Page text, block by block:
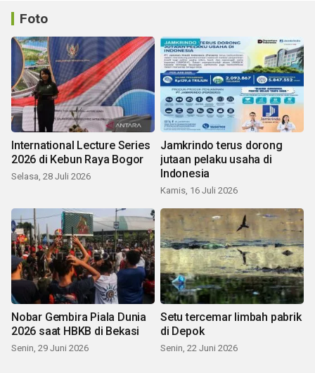
Foto
International Lecture Series
2026 di Kebun Raya Bogor
Selasa, 28 Juli 2026
Jamkrindo terus dorong
jutaan pelaku usaha di
Indonesia
Kamis, 16 Juli 2026
Nobar Gembira Piala Dunia
2026 saat HBKB di Bekasi
Senin, 29 Juni 2026
Setu tercemar limbah pabrik
di Depok
Senin, 22 Juni 2026